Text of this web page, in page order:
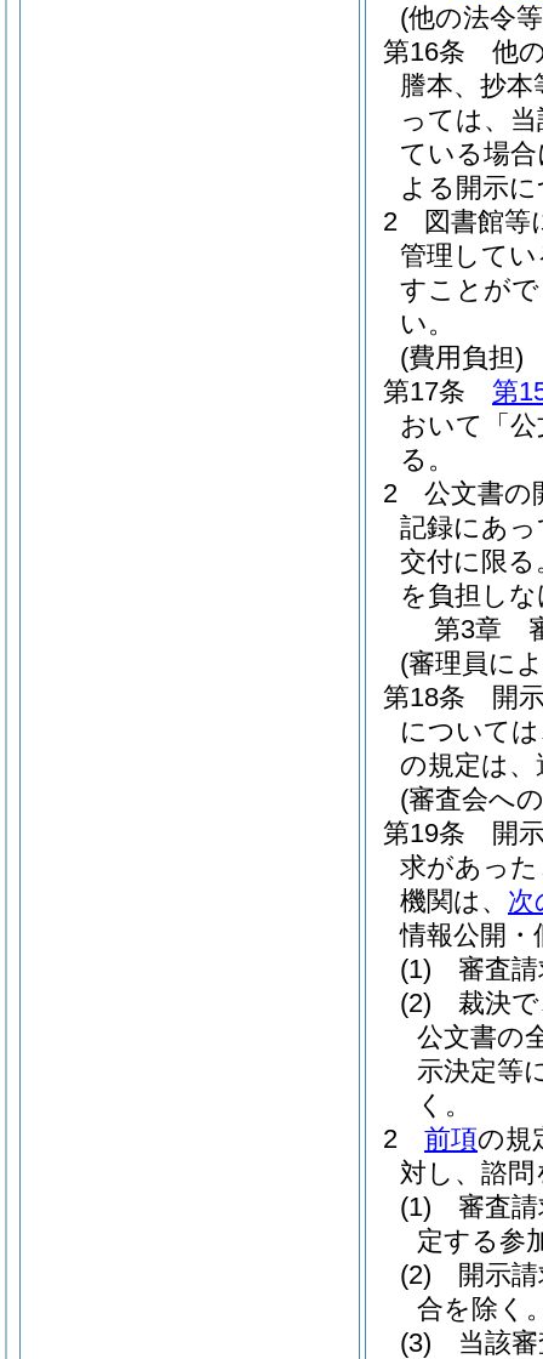
(他の法令
第16条
他
謄本、抄
っては、
ている場
よる開示
2
図書館
管理して
すことが
い。
(費用負担)
第17条
第
おいて「
る。
2
公文書の
記録にあ
交付に限る
を負担し
第3章
(審理員に
第18条
開
について
の規定は
(審査会へ
第19条
開
求があっ
機関は、 次
情報公開
(1)
審査
(2)
裁決
公文書の
示決定等
く。
2
前項の規
対し、諮
(1)
審査
定する参
(2)
開示
合を除く
(3)
当該